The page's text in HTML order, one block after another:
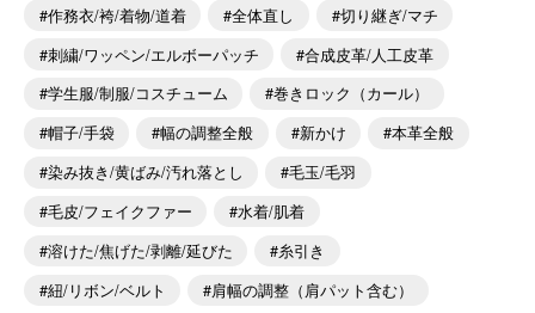
作務衣/袴/着物/道着
全体直し
切り継ぎ/マチ
刺繍/ワッペン/エルボーパッチ
合成皮革/人工皮革
学生服/制服/コスチューム
巻きロック（カール）
帽子/手袋
幅の調整全般 新かけ
本革全般
染み抜き/黄ばみ/汚れ落とし
毛玉/毛羽
毛皮/フェイクファー
水着/肌着
溶けた/焦げた/剥離/延びた
糸引き
紐/リボン/ベルト
肩幅の調整（肩パット含む）